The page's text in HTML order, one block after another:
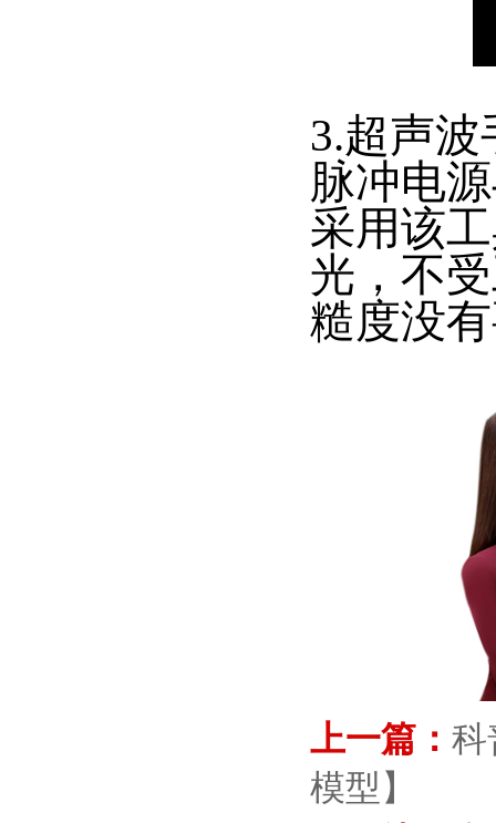
3.超声
脉冲电
采用该
光，不
糙度没
上一篇： 科
模型】